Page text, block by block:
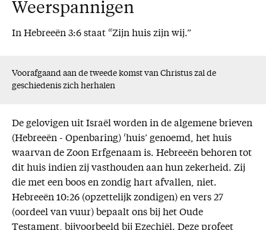
Weerspannigen
In Hebreeën 3:6 staat “Zijn huis zijn wij.”
Voorafgaand aan de tweede komst van Christus zal de
geschiedenis zich herhalen
De gelovigen uit Israël worden in de algemene brieven
(Hebreeën - Openbaring) ‘huis’ genoemd, het huis
waarvan de Zoon Erfgenaam is. Hebreeën behoren tot
dit huis indien zij vasthouden aan hun zekerheid. Zij
die met een boos en zondig hart afvallen, niet.
Hebreeën 10:26 (opzettelijk zondigen) en vers 27
(oordeel van vuur) bepaalt ons bij het Oude
Testament, bijvoorbeeld bij Ezechiël. Deze profeet